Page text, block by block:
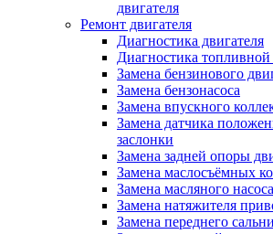
двигателя
Ремонт двигателя
Диагностика двигателя
Диагностика
Замена бензинового
Замена бензонасоса
Замена впускного
Замена датчика
заслонки
Замена задней опоры
Замена маслосъёмных
Замена масляного насоса
Замена натяжителя
Замена переднего